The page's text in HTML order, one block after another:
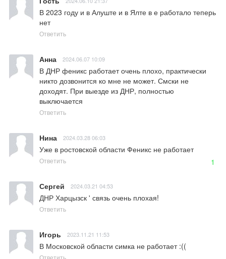
В 2023 году и в Алуште и в Ялте в е работало теперь
нет
Ответить
Анна 2024.06.07 10:09
В ДНР феникс работает очень плохо, практически
никто дозвонится ко мне не может. Смски не
доходят. При выезде из ДНР, полностью
выключается
Ответить
Нина 2024.03.28 06:03
Уже в ростовской области Феникс не работает
Ответить 1
Сергей 2024.03.21 04:53
ДНР Харцызск ' связь очень плохая!
Ответить
Игорь 2023.11.21 11:53
В Московской области симка не работает :((
Ответить